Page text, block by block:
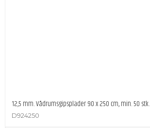
12,5 mm. Vådrumsgipsplader 90 x 250 cm, min. 50 stk.
D924250